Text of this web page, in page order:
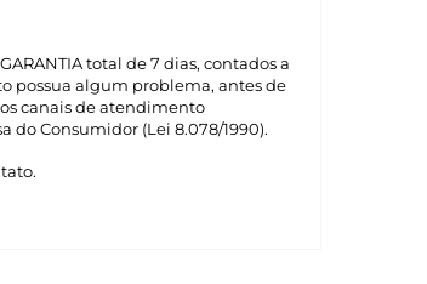
total de 7 dias, contados a
possua algum problema, antes de
canais de atendimento
do Consumidor (Lei 8.078/1990).